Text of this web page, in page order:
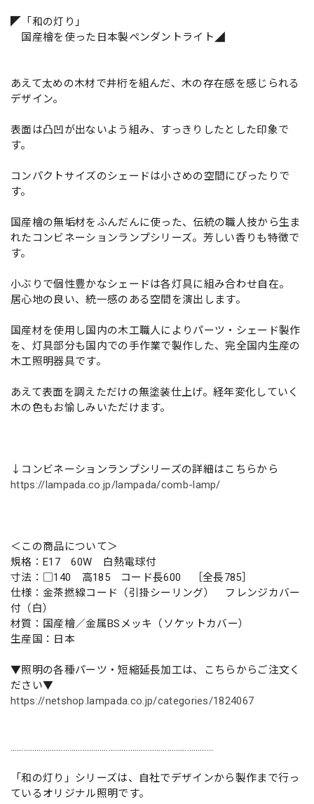
◤「和の灯り」
国産檜を使った日本製ペンダントライト◢
あえて太めの木材で井桁を組んだ、木の存在感を感じられる
デザイン。
表面は凸凹が出ないよう組み、すっきりしたとした印象で
す。
コンパクトサイズのシェードは小さめの空間にぴったりで
す。
国産檜の無垢材をふんだんに使った、伝統の職人技から生ま
れたコンビネーションランプシリーズ。芳しい香りも特徴で
す。
小ぶりで個性豊かなシェードは各灯具に組み合わせ自在。
居心地の良い、統一感のある空間を演出します。
国産材を使用し国内の木工職人によりパーツ・シェード製作
を、灯具部分も国内での手作業で製作した、完全国内生産の
木工照明器具です。
あえて表面を調えただけの無塗装仕上げ。経年変化していく
木の色もお愉しみいただけます。
↓コンビネーションランプシリーズの詳細はこちらから
https://lampada.co.jp/lampada/comb-lamp/
＜この商品について＞
規格：E17 60W 白熱電球付
寸法：□140 高185 コード長600 ［全長785］
仕様：金茶撚線コード（引掛シーリング） フレンジカバー
付（白）
材質：国産檜／金属BSメッキ（ソケットカバー）
生産国：日本
▼照明の各種パーツ・短縮延長加工は、こちらからご注文く
ださい▼
https://netshop.lampada.co.jp/categories/1824067
…………………………………………………………………………………
「和の灯り」シリーズは、自社でデザインから製作まで行っ
ているオリジナル照明です。